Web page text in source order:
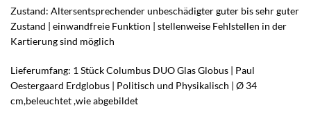
Zustand: Altersentsprechender unbeschädigter guter bis sehr guter
Zustand | einwandfreie Funktion | stellenweise Fehlstellen in der
Kartierung sind möglich
Lieferumfang: 1 Stück Columbus DUO Glas Globus | Paul
Oestergaard Erdglobus | Politisch und Physikalisch | Ø 34
cm,beleuchtet ,wie abgebildet